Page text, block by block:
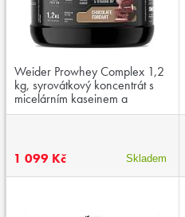
Weider Prowhey Complex 1,2
kg, syrovátkový koncentrát s
micelárním kaseinem a
kreatinem
1 099 Kč Skladem